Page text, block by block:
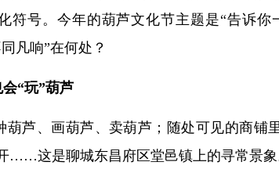
符号。今年的葫芦文化节主题是“告诉你
凡响”在何处？
“玩”葫芦
芦、画葫芦、卖葫芦；随处可见的商铺
……这是聊城东昌府区堂邑镇上的寻常景象